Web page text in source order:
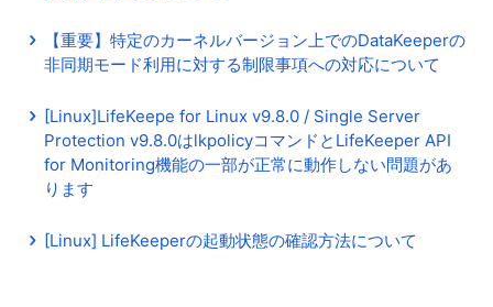
【重要】特定のカーネルバージョン上でのDataKeeperの
非同期モード利用に対する制限事項への対応について
[Linux]LifeKeepe for Linux v9.8.0 / Single Server
Protection v9.8.0はlkpolicyコマンドとLifeKeeper API
for Monitoring機能の一部が正常に動作しない問題があ
ります
[Linux] LifeKeeperの起動状態の確認方法について